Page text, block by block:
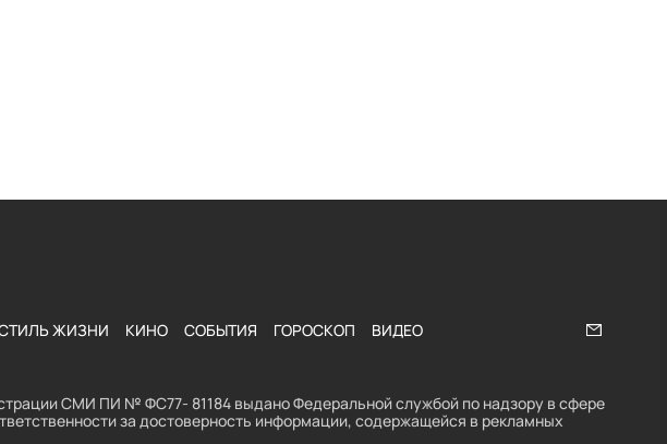
ЖИЗНИ КИНО СОБЫТИЯ ГОРОСКОП ВИДЕО
СМИ ПИ № ФС77- 81184 выдано Федеральной службой по надзору в сфере
за достоверность информации, содержащейся в рекламных